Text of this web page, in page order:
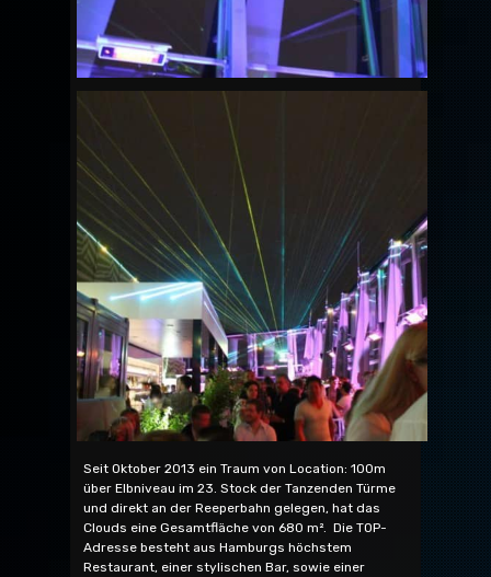
Seit Oktober 2013 ein Traum von Location: 100m
über Elbniveau im 23. Stock der Tanzenden Türme
und direkt an der Reeperbahn gelegen, hat das
Clouds eine Gesamtfläche von 680 m². Die TOP-
Adresse besteht aus Hamburgs höchstem
Restaurant, einer stylischen Bar, sowie einer